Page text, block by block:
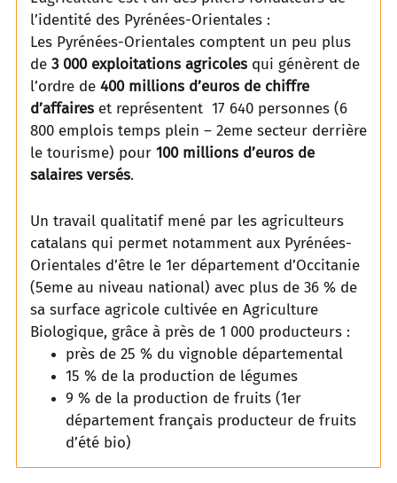
l’identité des Pyrénées-Orientales :
Les Pyrénées-Orientales comptent un peu plus
de 3 000 exploitations agricoles qui génèrent de
l’ordre de 400 millions d’euros de chiffre
d’affaires et représentent 17 640 personnes (6
800 emplois temps plein – 2eme secteur derrière
le tourisme) pour 100 millions d’euros de
salaires versés.
Un travail qualitatif mené par les agriculteurs
catalans qui permet notamment aux Pyrénées-
Orientales d’être le 1er département d’Occitanie
(5eme au niveau national) avec plus de 36 % de
sa surface agricole cultivée en Agriculture
Biologique, grâce à près de 1 000 producteurs :
près de 25 % du vignoble départemental
15 % de la production de légumes
9 % de la production de fruits (1er
département français producteur de fruits
d’été bio)